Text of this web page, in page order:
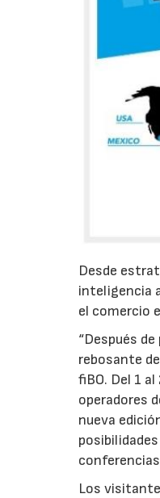
Desde
inteligencia
el comercio
“Después
rebosante
fiBO. Del 1
operadores
nueva
Los